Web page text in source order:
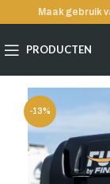
Maak gebruik
PRODUCTEN
-13%